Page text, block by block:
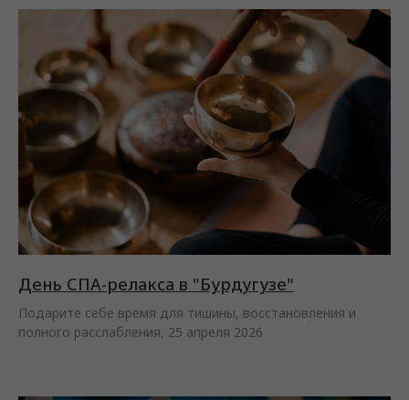
День СПА-релакса в "Бурдугузе"
Подарите себе время для тишины, восстановления и
полного расслабления, 25 апреля 2026